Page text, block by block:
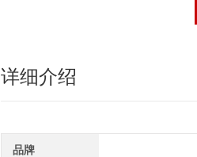
详细介绍
品牌